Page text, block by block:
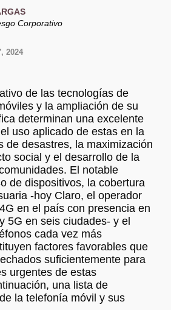
Corporativo
2024
de las tecnologías de
y la ampliación de su
determinan una excelente
uso aplicado de estas en la
de desastres, la maximización
social y el desarrollo de la
El notable
de dispositivos, la cobertura
-hoy Claro, el operador
en el país con presencia en
5G en seis ciudades- y el
cada vez más
factores favorables que
suficientemente para
urgentes de estas
una lista de
la telefonía móvil y sus